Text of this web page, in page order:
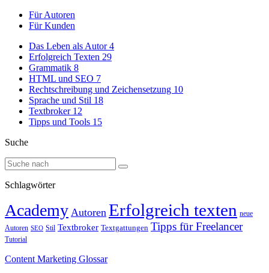
Für Autoren
Für Kunden
Das Leben als Autor4
Erfolgreich Texten 29
Grammatik 8
HTML und SEO 7
Rechtschreibung und Zeichensetzung 10
Sprache und Stil 18
Textbroker 12
Tipps und Tools 15
Suche
Schlagwörter
Academy Autoren Erfolgreich texten neue
Autoren SEO Stil Textbroker Textgattungen Tipps für Freelancer
Tutorial
Content Marketing Glossar